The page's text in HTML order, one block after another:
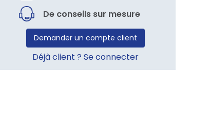
De conseils sur mesure
Demander un compte client
Déjà client ? Se connecter